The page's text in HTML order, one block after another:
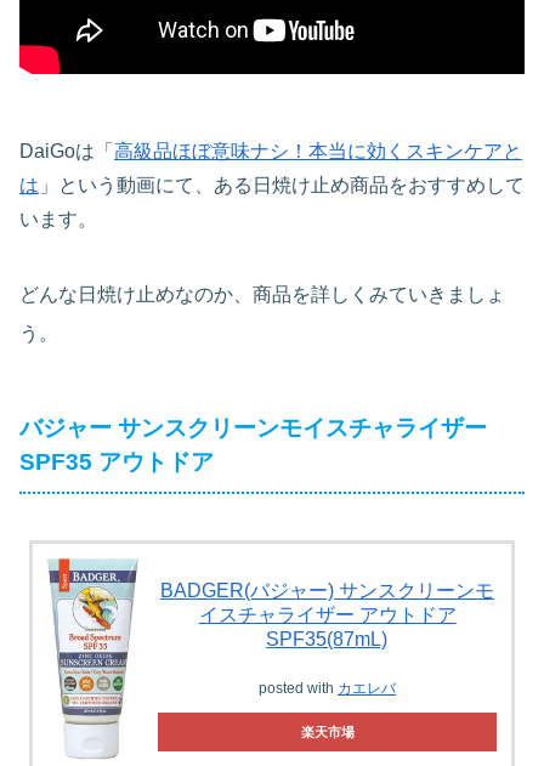
DaiGoは「 高級品ほぼ意味ナシ！本当に効くスキンケアと
は 」という動画にて、ある日焼け止め商品をおすすめして
います。
どんな日焼け止めなのか、商品を詳しくみていきましょ
う。
バジャー サンスクリーンモイスチャライザー
SPF35 アウトドア
BADGER(バジャー) サンスクリーンモ
イスチャライザー アウトドア
SPF35(87mL)
posted with カエレバ
楽天市場